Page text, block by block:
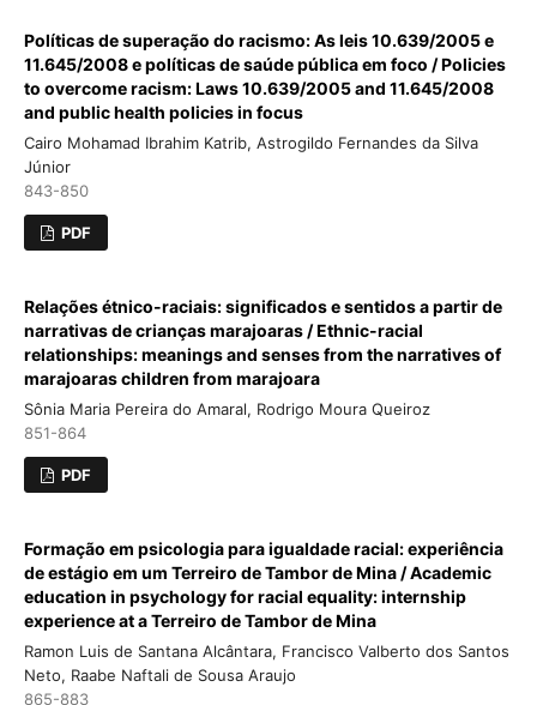
Políticas de superação do racismo: As leis 10.639/2005 e
11.645/2008 e políticas de saúde pública em foco / Policies
to overcome racism: Laws 10.639/2005 and 11.645/2008
and public health policies in focus
Cairo Mohamad Ibrahim Katrib, Astrogildo Fernandes da Silva
Júnior
843-850
PDF
Relações étnico-raciais: significados e sentidos a partir de
narrativas de crianças marajoaras / Ethnic-racial
relationships: meanings and senses from the narratives of
marajoaras children from marajoara
Sônia Maria Pereira do Amaral, Rodrigo Moura Queiroz
851-864
PDF
Formação em psicologia para igualdade racial: experiência
de estágio em um Terreiro de Tambor de Mina / Academic
education in psychology for racial equality: internship
experience at a Terreiro de Tambor de Mina
Ramon Luis de Santana Alcântara, Francisco Valberto dos Santos
Neto, Raabe Naftali de Sousa Araujo
865-883